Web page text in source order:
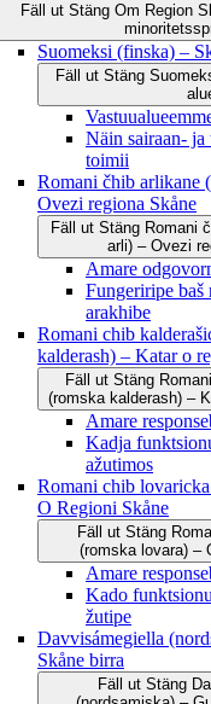
Fäll ut Stäng Om Region
Suomeksi (finska) –
Fäll ut Stäng
Näin sairaan-
toimii
Romani čhib arlikane
Ovezi regiona Skåne
Fäll ut Stäng Romani
arli) – Ovezi
Amare
Fungeriripe baš
arakhibe
Romani chib
kalderash) – Katar o
Fäll ut Stäng
(romska kalderash) –
Amare
Kadja
ažutimos
Romani chib
O Regioni Skåne
Fäll ut Stäng
(romska lovara) –
Amare
Kado
žutipe
Davvisámegiella
Skåne birra
Fäll ut Stäng